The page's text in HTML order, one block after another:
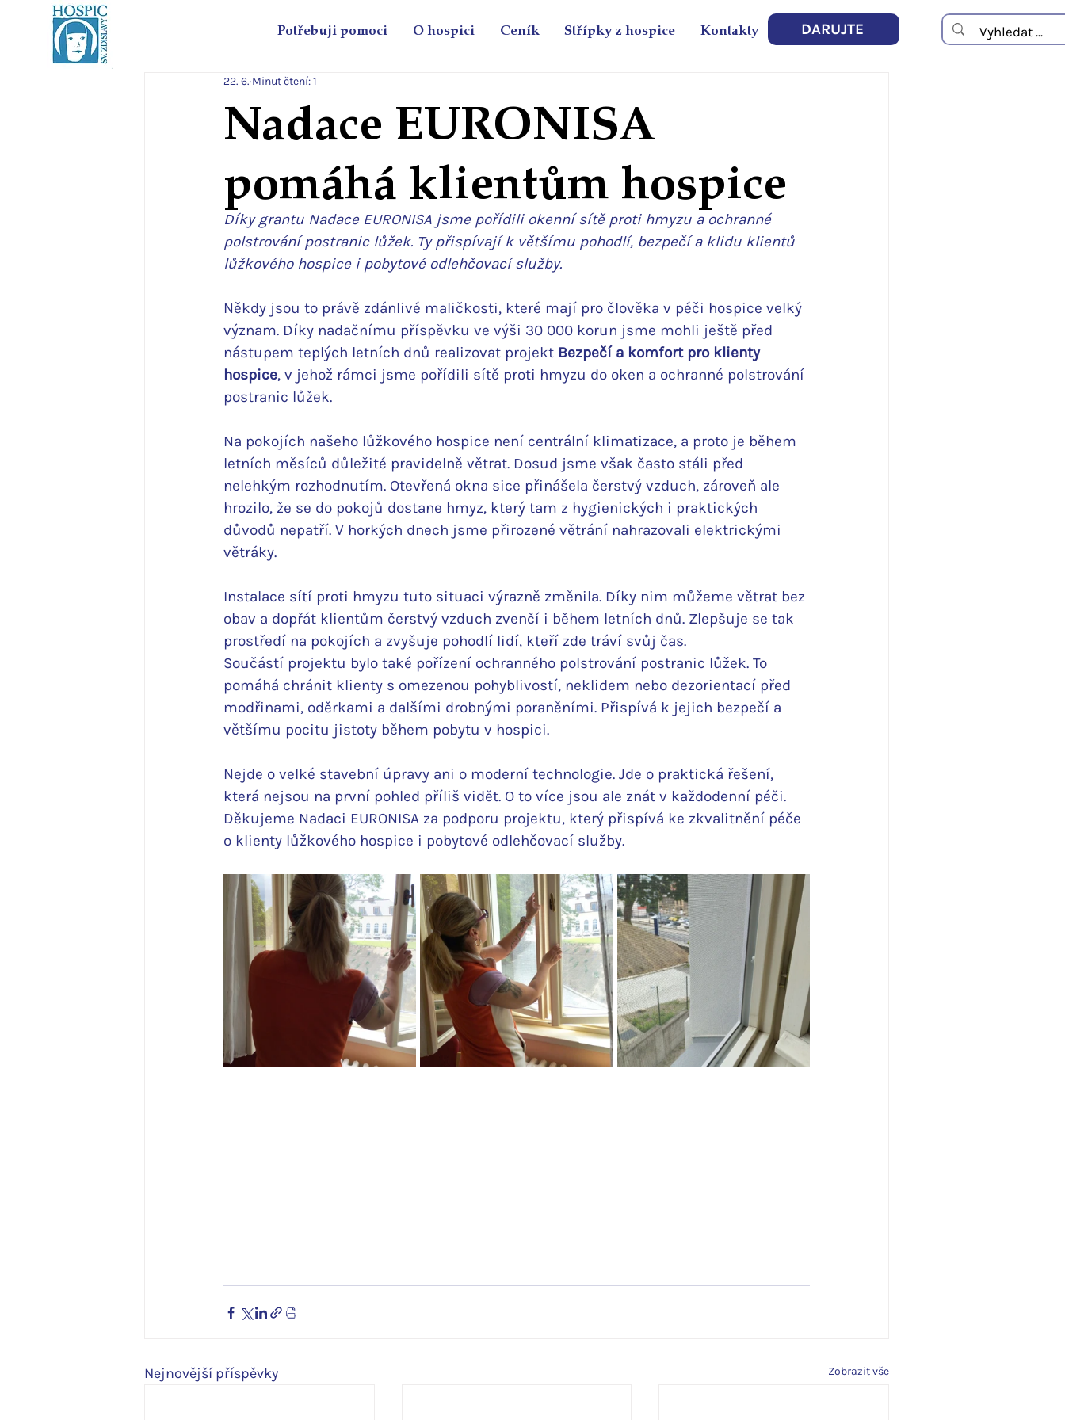
Potřebuji pomoci O hospici Ceník Střípky z hospice Kontakty DARUJTE
Nadace EURONISA
pomáhá klientům hospice
22. 6. Minut čtení: 1
Díky grantu Nadace EURONISA jsme pořídili okenní sítě proti hmyzu a ochranné
polstrování postranic lůžek. Ty přispívají k většímu pohodlí, bezpečí a klidu klientů
lůžkového hospice i pobytové odlehčovací služby.
Někdy jsou to právě zdánlivé maličkosti, které mají pro člověka v péči hospice velký
význam. Díky nadačnímu příspěvku ve výši 30 000 korun jsme mohli ještě před
nástupem teplých letních dnů realizovat projekt Bezpečí a komfort pro klienty
hospice, v jehož rámci jsme pořídili sítě proti hmyzu do oken a ochranné polstrování
postranic lůžek.
Na pokojích našeho lůžkového hospice není centrální klimatizace, a proto je během
letních měsíců důležité pravidelně větrat. Dosud jsme však často stáli před
nelehkým rozhodnutím. Otevřená okna sice přinášela čerstvý vzduch, zároveň ale
hrozilo, že se do pokojů dostane hmyz, který tam z hygienických i praktických
důvodů nepatří. V horkých dnech jsme přirozené větrání nahrazovali elektrickými
větráky.
Instalace sítí proti hmyzu tuto situaci výrazně změnila. Díky nim můžeme větrat bez
obav a dopřát klientům čerstvý vzduch zvenčí i během letních dnů. Zlepšuje se tak
prostředí na pokojích a zvyšuje pohodlí lidí, kteří zde tráví svůj čas.
Součástí projektu bylo také pořízení ochranného polstrování postranic lůžek. To
pomáhá chránit klienty s omezenou pohyblivostí, neklidem nebo dezorientací před
modřinami, oděrkami a dalšími drobnými poraněními. Přispívá k jejich bezpečí a
většímu pocitu jistoty během pobytu v hospici.
Nejde o velké stavební úpravy ani o moderní technologie. Jde o praktická řešení,
která nejsou na první pohled příliš vidět. O to více jsou ale znát v každodenní péči.
Děkujeme Nadaci EURONISA za podporu projektu, který přispívá ke zkvalitnění péče
o klienty lůžkového hospice i pobytové odlehčovací služby.
Nejnovější příspěvky Zobrazit vše